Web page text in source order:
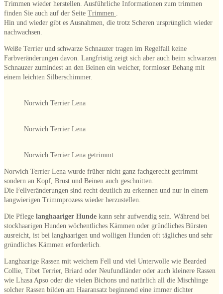
Trimmen wieder herstellen. Ausführliche Informationen zum trimmen
finden Sie auch auf der Seite Trimmen
Hin und wieder gibt es Ausnahmen, die trotz Scheren ursprünglich wieder
nachwachsen.
Weiße Terrier und schwarze Schnauzer tragen im Regelfall keine
Farbveränderungen davon. Langfristig zeigt sich aber auch beim schwarzen
Schnauzer zumindest an den Beinen ein weicher, formloser Behang mit
einem leichten Silberschimmer.
Norwich Terrier Lena
Norwich Terrier Lena
Norwich Terrier Lena getrimmt
Norwich Terrier Lena wurde früher nicht ganz fachgerecht getrimmt
sondern an Kopf, Brust und Beinen auch geschnitten.
Die Fellveränderungen sind recht deutlich zu erkennen und nur in einem
langwierigen Trimmprozess wieder herzustellen.
Die Pflege langhaariger Hunde kann sehr aufwendig sein. Während bei
stockhaarigen Hunden wöchentliches Kämmen oder gründliches Bürsten
ausreicht, ist bei langhaarigen und wolligen Hunden oft tägliches und sehr
gründliches Kämmen erforderlich.
Langhaarige Rassen mit weichem Fell und viel Unterwolle wie Bearded
Collie, Tibet Terrier, Briard oder Neufundländer oder auch kleinere Rassen
wie Lhasa Apso oder die vielen Bichons und natürlich all die Mischlinge
solcher Rassen bilden am Haaransatz beginnend eine immer dichter